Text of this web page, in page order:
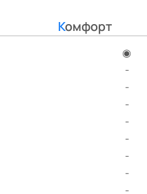
Комфорт
◉
-
-
-
-
-
-
-
-